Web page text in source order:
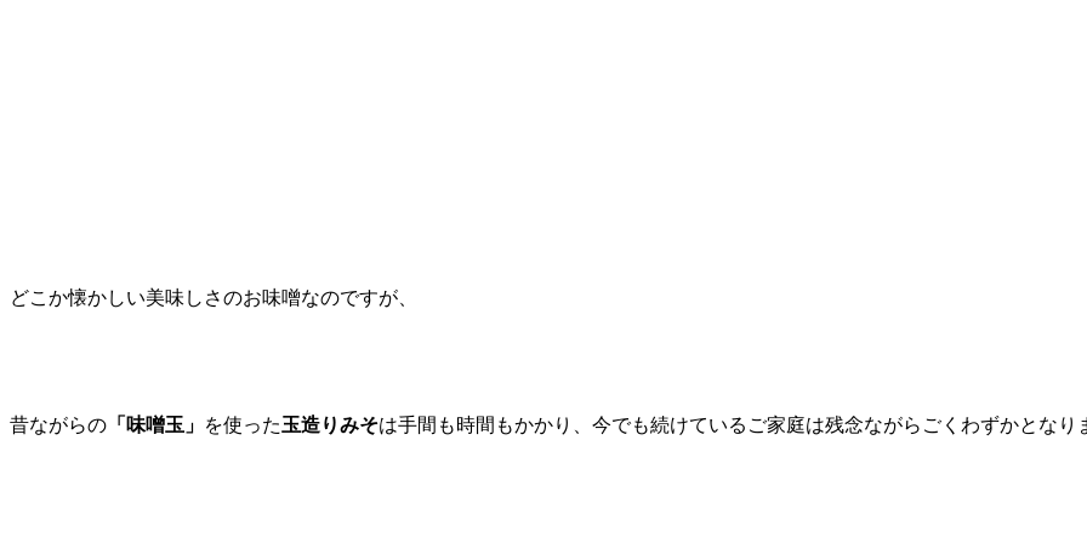
どこか懐かしい美味しさのお味噌なのですが、
昔ながらの 「味噌玉」 を使った玉造りみそは手間も時間もかかり、今でも続けているご家庭は残念ながらごくわずかとなり